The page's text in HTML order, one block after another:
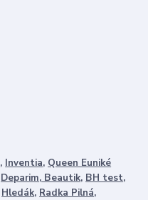
, Inventia, Queen Euniké
Deparim, Beautik, BH test,
Hledák, Radka Pilná,